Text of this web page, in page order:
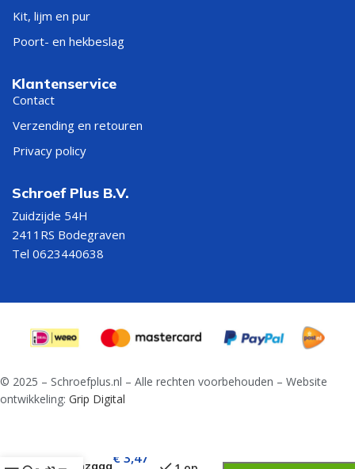
Kit, lijm en pur
Poort- en hekbeslag
Klantenservice
Contact
Verzending en retouren
Privacy policy
Schroef Plus B.V.
Zuidzijde 54H
2411RS Bodegraven
Tel 0623440638
© 2025 – Schroefplus.nl – Alle rechten voorbehouden – Website
ontwikkeling: Grip Digital
gatenzaag€ 3,47